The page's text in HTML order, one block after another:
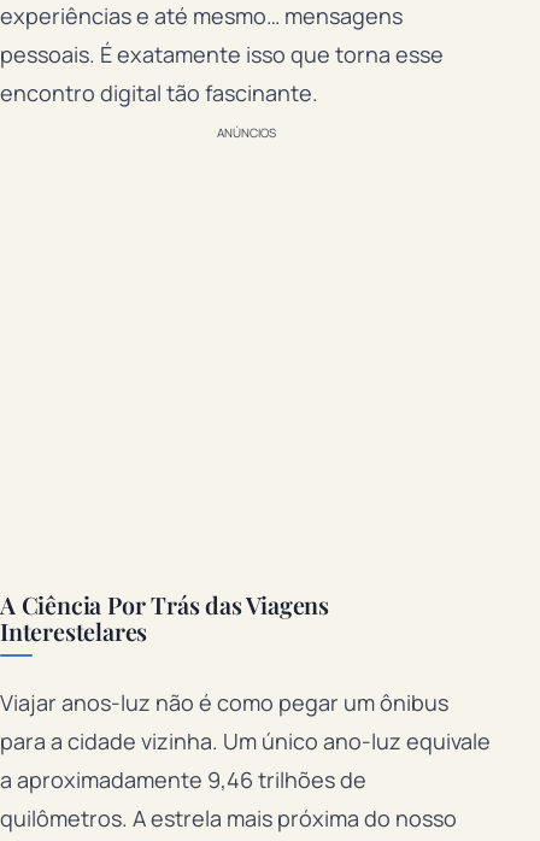
experiências e até mesmo… mensagens
pessoais. É exatamente isso que torna esse
encontro digital tão fascinante.
ANÚNCIOS
A Ciência Por Trás das Viagens
Interestelares
Viajar anos-luz não é como pegar um ônibus
para a cidade vizinha. Um único ano-luz equivale
a aproximadamente 9,46 trilhões de
quilômetros. A estrela mais próxima do nosso